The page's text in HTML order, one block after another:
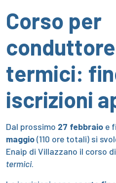
Corso per
termici:
iscrizioni
Dal prossimo 27 febbraio e
maggio(110 ore totali) si
Enaip di Villazzano il corso di
termici.